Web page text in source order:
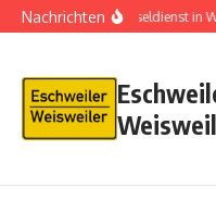
NachrichtenSchlüsseldienst in